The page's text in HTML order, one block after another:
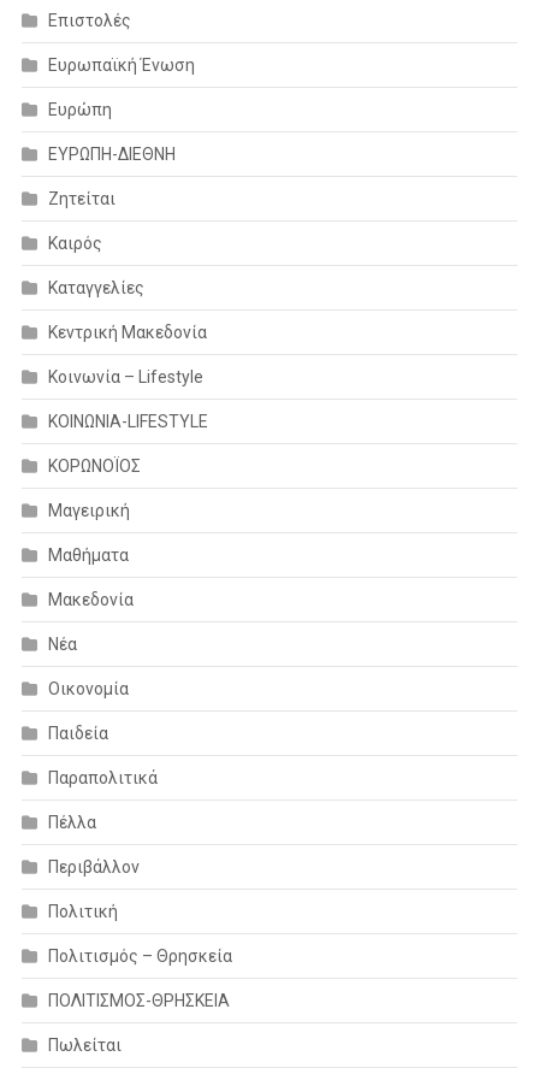
Επιστολές
Ευρωπαϊκή Ένωση
Ευρώπη
ΕΥΡΩΠΗ-ΔΙΕΘΝΗ
Ζητείται
Καιρός
Καταγγελίες
Κεντρική Μακεδονία
Κοινωνία – Lifestyle
ΚΟΙΝΩΝΙΑ-LIFESTYLE
ΚΟΡΩΝΟΪΟΣ
Μαγειρική
Μαθήματα
Μακεδονία
Νέα
Οικονομία
Παιδεία
Παραπολιτικά
Πέλλα
Περιβάλλον
Πολιτική
Πολιτισμός – Θρησκεία
ΠΟΛΙΤΙΣΜΟΣ-ΘΡΗΣΚΕΙΑ
Πωλείται